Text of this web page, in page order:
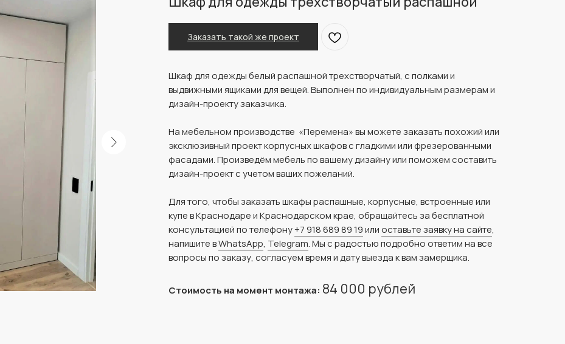
Заказать такой же проект
Шкаф для одежды белый распашной трехстворчатый, с полками и
выдвижными ящиками для вещей. Выполнен по индивидуальным размерам и
дизайн-проекту заказчика.
На мебельном производстве «Перемена» вы можете заказать похожий или
эксклюзивный проект корпусных шкафов с гладкими или фрезерованными
фасадами. Произведём мебель по вашему дизайну или поможем составить
дизайн-проект с учетом ваших пожеланий.
Для того, чтобы заказать шкафы распашные, корпусные, встроенные или
купе в Краснодаре и Краснодарском крае, обращайтесь за бесплатной
консультацией по телефону+7 918 689 89 19илиоставьте заявку на сайте,
напишите вWhatsApp, Telegram. Мы с радостью подробно ответим на все
вопросы по заказу, согласуем время и дату выезда к вам замерщика.
Стоимость на момент монтажа: 84 000 рублей